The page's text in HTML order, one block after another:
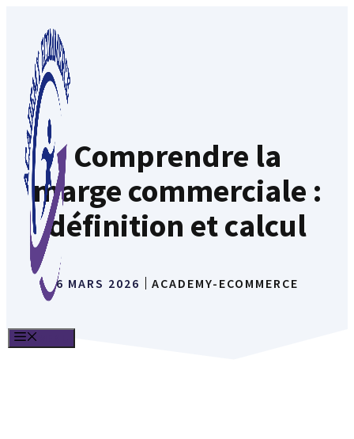
contenu
Comprendre la
marge commerciale :
définition et calcul
6 MARS 2026 ACADEMY-ECOMMERCE